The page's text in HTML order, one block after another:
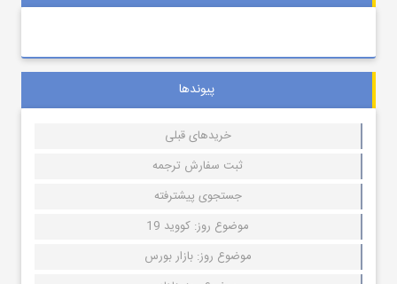
پیوندها
خریدهای قبلی
ثبت سفارش ترجمه
جستجوی پیشترفته
موضوع روز: کووید 19
موضوع روز: بازار بورس